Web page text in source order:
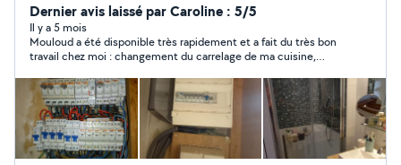
services via cette application, au je pourrais arrondir
mes fins de mois correctement et ainsi d'essayer de
vous aidez vous mes voisins, dans vos différents projets
de rénovation afin que ces derniers ne pèse pas trop
lourd pour vous. Merci pour vous d'avance.
Dernier avis laissé par Caroline : 5/5
Il y a 5 mois
Mouloud a été disponible très rapidement et a fait du très bon
travail chez moi : changement du carrelage de ma cuisine,